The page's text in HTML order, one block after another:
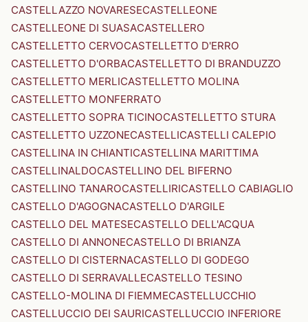
CASTELLAZZO NOVARESECASTELLEONE
CASTELLEONE DI SUASACASTELLERO
CASTELLETTO CERVOCASTELLETTO D'ERRO
CASTELLETTO D'ORBACASTELLETTO DI BRANDUZZO
CASTELLETTO MERLICASTELLETTO MOLINA
CASTELLETTO MONFERRATO
CASTELLETTO SOPRA TICINOCASTELLETTO STURA
CASTELLETTO UZZONECASTELLICASTELLI CALEPIO
CASTELLINA IN CHIANTICASTELLINA MARITTIMA
CASTELLINALDOCASTELLINO DEL BIFERNO
CASTELLINO TANAROCASTELLIRICASTELLO CABIAGLIO
CASTELLO D'AGOGNACASTELLO D'ARGILE
CASTELLO DEL MATESECASTELLO DELL'ACQUA
CASTELLO DI ANNONECASTELLO DI BRIANZA
CASTELLO DI CISTERNACASTELLO DI GODEGO
CASTELLO DI SERRAVALLECASTELLO TESINO
CASTELLO-MOLINA DI FIEMMECASTELLUCCHIO
CASTELLUCCIO DEI SAURICASTELLUCCIO INFERIORE